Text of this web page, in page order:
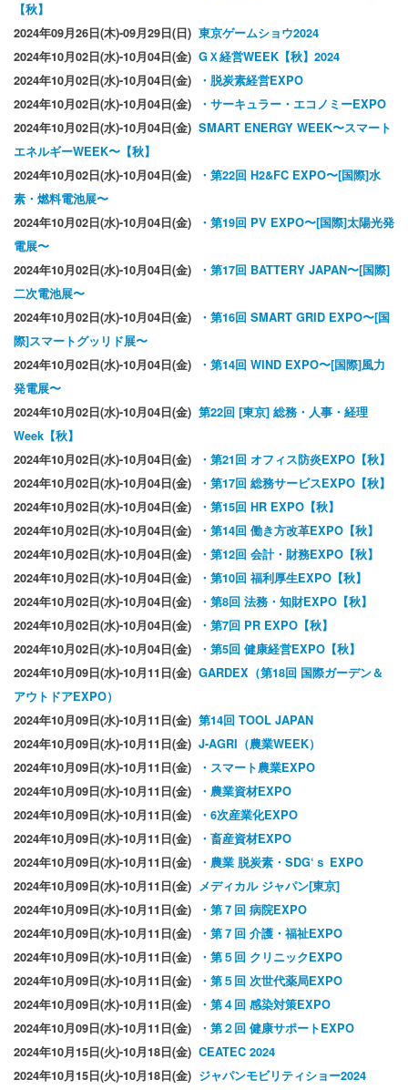
【秋】
2024年09月26日(木)-09月29日(日) 東京ゲームショウ2024
2024年10月02日(水)-10月04日(金) GＸ経営WEEK【秋】2024
2024年10月02日(水)-10月04日(金)
・脱炭素経営EXPO
2024年10月02日(水)-10月04日(金)
・サーキュラー・エコノミーEXPO
2024年10月02日(水)-10月04日(金) SMART ENERGY WEEK〜スマート
エネルギーWEEK〜【秋】
2024年10月02日(水)-10月04日(金)
・第22回 H2&FC EXPO〜[国際]水
素・燃料電池展〜
2024年10月02日(水)-10月04日(金)
・第19回 PV EXPO〜[国際]太陽光発
電展〜
2024年10月02日(水)-10月04日(金)
・第17回 BATTERY JAPAN〜[国際]
二次電池展〜
2024年10月02日(水)-10月04日(金)
・第16回 SMART GRID EXPO〜[国
際]スマートグッリド展〜
2024年10月02日(水)-10月04日(金)
・第14回 WIND EXPO〜[国際]風力
発電展〜
2024年10月02日(水)-10月04日(金) 第22回 [東京] 総務・人事・経理
Week【秋】
2024年10月02日(水)-10月04日(金)
・第21回 オフィス防炎EXPO【秋】
2024年10月02日(水)-10月04日(金)
・第17回 総務サービスEXPO【秋】
2024年10月02日(水)-10月04日(金)
・第15回 HR EXPO【秋】
2024年10月02日(水)-10月04日(金)
・第14回 働き方改革EXPO【秋】
2024年10月02日(水)-10月04日(金)
・第12回 会計・財務EXPO【秋】
2024年10月02日(水)-10月04日(金)
・第10回 福利厚生EXPO【秋】
2024年10月02日(水)-10月04日(金)
・第8回 法務・知財EXPO【秋】
2024年10月02日(水)-10月04日(金)
・第7回 PR EXPO【秋】
2024年10月02日(水)-10月04日(金)
・第5回 健康経営EXPO【秋】
2024年10月09日(水)-10月11日(金) GARDEX（第18回 国際ガーデン＆
アウトドアEXPO）
2024年10月09日(水)-10月11日(金) 第14回 TOOL JAPAN
2024年10月09日(水)-10月11日(金) J-AGRI（農業WEEK）
2024年10月09日(水)-10月11日(金)
・スマート農業EXPO
2024年10月09日(水)-10月11日(金)
・農業資材EXPO
2024年10月09日(水)-10月11日(金)
・6次産業化EXPO
2024年10月09日(水)-10月11日(金)
・畜産資材EXPO
2024年10月09日(水)-10月11日(金)
・農業 脱炭素・SDG‘ｓ EXPO
2024年10月09日(水)-10月11日(金) メディカル ジャパン[東京]
2024年10月09日(水)-10月11日(金)
・第７回 病院EXPO
2024年10月09日(水)-10月11日(金)
・第７回 介護・福祉EXPO
2024年10月09日(水)-10月11日(金)
・第５回 クリニックEXPO
2024年10月09日(水)-10月11日(金)
・第５回 次世代薬局EXPO
2024年10月09日(水)-10月11日(金)
・第４回 感染対策EXPO
2024年10月09日(水)-10月11日(金)
・第２回 健康サポートEXPO
2024年10月15日(火)-10月18日(金) CEATEC 2024
2024年10月15日(火)-10月18日(金) ジャパンモビリティショー2024